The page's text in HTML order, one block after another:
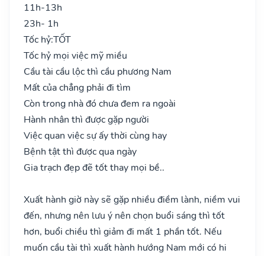
11h-13h
23h- 1h
Tốc hỷ:TỐT
Tốc hỷ mọi việc mỹ miều
Cầu tài cầu lộc thì cầu phương Nam
Mất của chẳng phải đi tìm
Còn trong nhà đó chưa đem ra ngoài
Hành nhân thì được gặp người
Việc quan việc sự ấy thời cùng hay
Bệnh tật thì được qua ngày
Gia trạch đẹp đẽ tốt thay mọi bề..
Xuất hành giờ này sẽ gặp nhiều điềm lành, niềm vui
đến, nhưng nên lưu ý nên chọn buổi sáng thì tốt
hơn, buổi chiều thì giảm đi mất 1 phần tốt. Nếu
muốn cầu tài thì xuất hành hướng Nam mới có hi